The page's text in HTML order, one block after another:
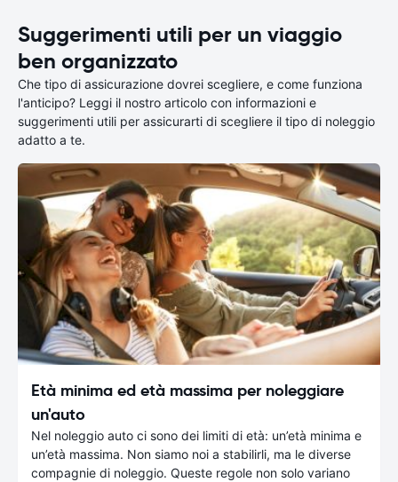
Suggerimenti utili per un viaggio
ben organizzato
Che tipo di assicurazione dovrei scegliere, e come funziona
l'anticipo? Leggi il nostro articolo con informazioni e
suggerimenti utili per assicurarti di scegliere il tipo di noleggio
adatto a te.
Età minima ed età massima per noleggiare
un'auto
Nel noleggio auto ci sono dei limiti di età: un’età minima e
un’età massima. Non siamo noi a stabilirli, ma le diverse
compagnie di noleggio. Queste regole non solo variano